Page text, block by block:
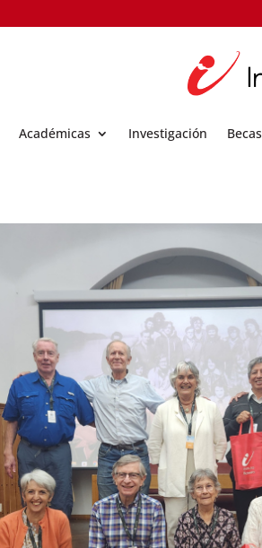
Académicas Investigación Becas